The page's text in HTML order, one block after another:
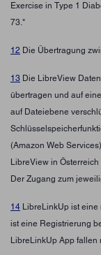
Exercise in Type 1
73."
12 Die Übertragung
13 Die LibreView
übertragen und auf
auf Dateiebene
(Amazon Web
LibreView in
Der Zugang zum
14 LibreLinkUp ist
ist eine Registrierung
LibreLinkUp App